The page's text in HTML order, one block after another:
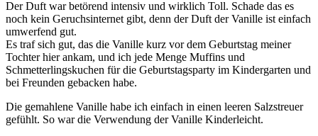
Der Duft war betörend intensiv und wirklich Toll. Schade das es
noch kein Geruchsinternet gibt, denn der Duft der Vanille ist einfach
umwerfend gut.
Es traf sich gut, das die Vanille kurz vor dem Geburtstag meiner
Tochter hier ankam, und ich jede Menge Muffins und
Schmetterlingskuchen für die Geburtstagsparty im Kindergarten und
bei Freunden gebacken habe.
Die gemahlene Vanille habe ich einfach in einen leeren Salzstreuer
gefühlt. So war die Verwendung der Vanille Kinderleicht.